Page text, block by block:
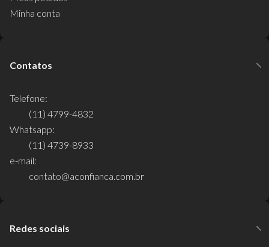
Minha conta
Contatos
Telefone:
(11) 4799-4832
Whatsapp:
(11) 4739-8933
e-mail:
contato@aconfianca.com.br
Redes sociais